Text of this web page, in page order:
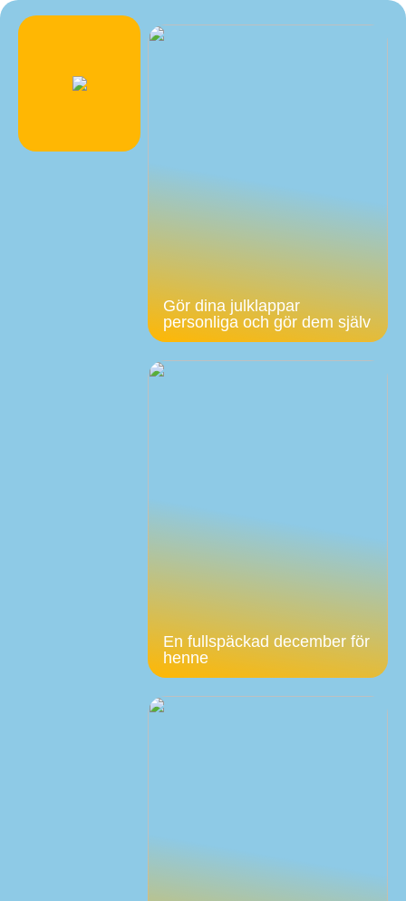
Gör dina julklappar
personliga och gör dem själv
En fullspäckad december för
henne